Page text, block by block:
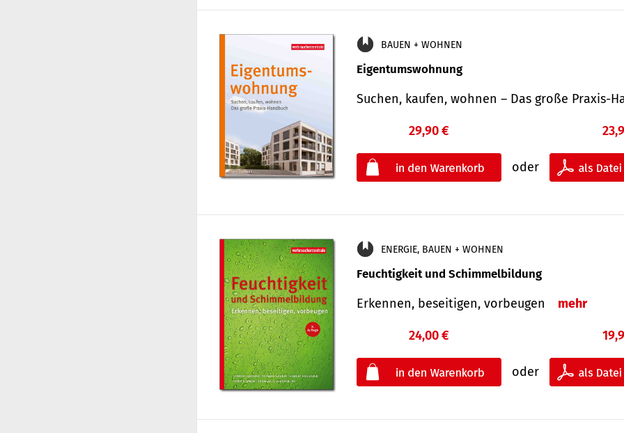
BAUEN + WOHNEN
Eigentumswohnung
Suchen, kaufen, wohnen – Das große Praxis-
29,90 €
oder
ENERGIE, BAUEN + WOHNEN
Feuchtigkeit und Schimmelbildung
Erkennen, beseitigen, vorbeugen mehr
24,00 €
oder